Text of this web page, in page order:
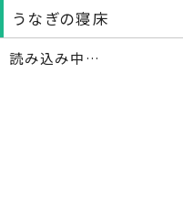
うなぎの寝床
読み込み中…